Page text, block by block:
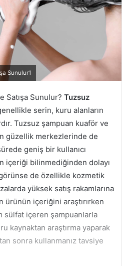
Sunulur1
Satışa Sunulur? Tuzsuz
serin, kuru alanların
Tuzsuz şampuan kuaför ve
güzellik merkezlerinde de
geniş bir kullanıcı
içeriği bilinmediğinden dolayı
de özellikle kozmetik
yüksek satış rakamlarına
ürünün içeriğini araştırırken
sülfat içeren şampuanlarla
kaynaktan araştırma yaparak
sonra kullanmanız tavsiye